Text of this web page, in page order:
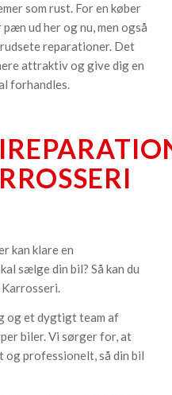
som rust. For en køber
ud her og nu, men også
reparationer. Det
attraktiv og give dig en
forhandles.
kan klare en
sælge din bil? Så kan du
og et dygtigt team af
biler. Vi sørger for, at
og professionelt, så din bil